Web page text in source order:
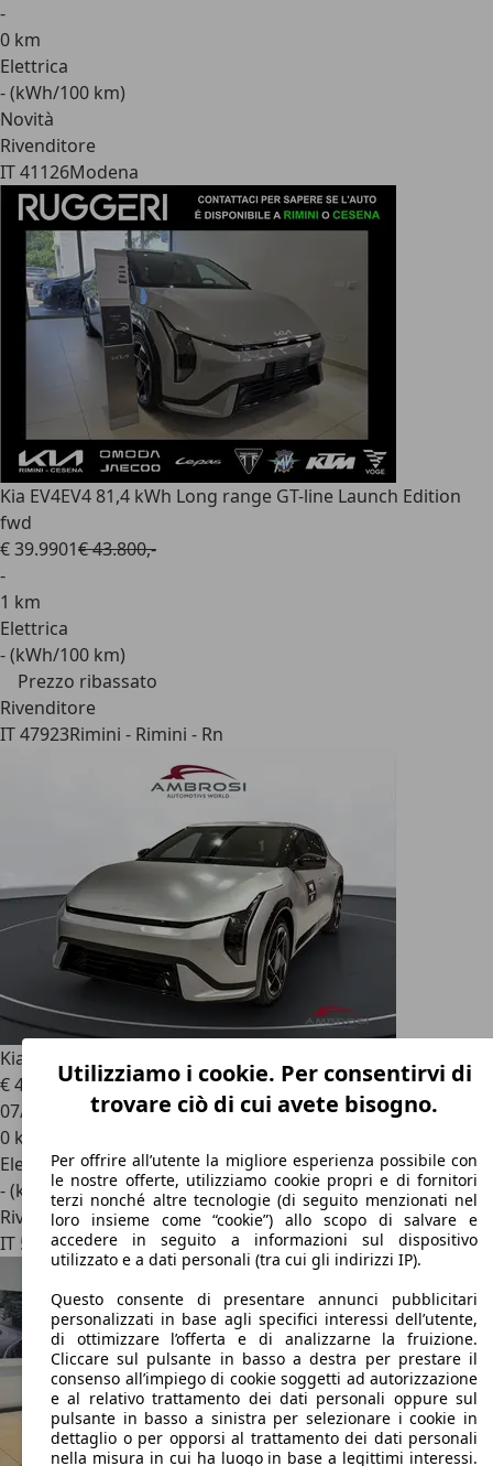
-
0 km
Elettrica
- (kWh/100 km)
Novità
Rivenditore
IT 41126Modena
Kia EV4EV4 81,4 kWh Long range GT-line Launch Edition
fwd
€ 39.9901€ 43.800,-
-
1 km
Elettrica
- (kWh/100 km)
Prezzo ribassato
Rivenditore
IT 47923Rimini - Rimini - Rn
Kia EV4
€ 43.400
07/2026
0 km
Elettrica
- (kWh/100 km)
Rivenditore
IT 52100Arezzo -
Utilizziamo i cookie. Per consentirvi di
trovare ciò di cui avete bisogno.
Per offrire all’utente la migliore esperienza possibile con
le nostre offerte, utilizziamo cookie propri e di fornitori
terzi nonché altre tecnologie (di seguito menzionati nel
loro insieme come “cookie”) allo scopo di salvare e
accedere in seguito a informazioni sul dispositivo
utilizzato e a dati personali (tra cui gli indirizzi IP).
Questo consente di presentare annunci pubblicitari
personalizzati in base agli specifici interessi dell’utente,
di ottimizzare l’offerta e di analizzarne la fruizione.
Cliccare sul pulsante in basso a destra per prestare il
consenso all’impiego di cookie soggetti ad autorizzazione
e al relativo trattamento dei dati personali oppure sul
pulsante in basso a sinistra per selezionare i cookie in
dettaglio o per opporsi al trattamento dei dati personali
nella misura in cui ha luogo in base a legittimi interessi.